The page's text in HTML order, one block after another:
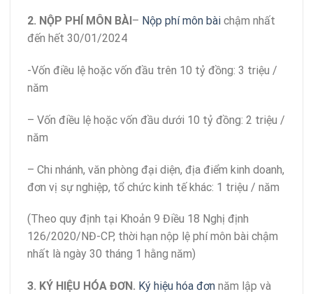
2. NỘP PHÍ MÔN BÀI – Nộp phí môn bài chậm nhất
đến hết 30/01/2024
-Vốn điều lệ hoặc vốn đầu trên 10 tỷ đồng: 3 triệu /
năm
– Vốn điều lệ hoặc vốn đầu dưới 10 tỷ đồng: 2 triệu /
năm
– Chi nhánh, văn phòng đại diện, địa điểm kinh doanh,
đơn vị sự nghiệp, tổ chức kinh tế khác: 1 triệu / năm
(Theo quy định tại Khoản 9 Điều 18 Nghị định
126/2020/NĐ-CP, thời hạn nộp lệ phí môn bài chậm
nhất là ngày 30 tháng 1 hằng năm)
3. KÝ HIỆU HÓA ĐƠN. Ký hiệu hóa đơn năm lập và